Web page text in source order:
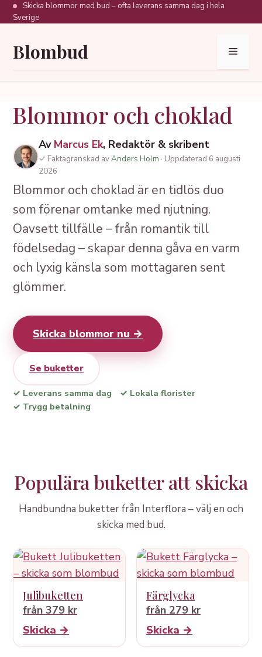
Hoppa
till
Skicka blommor med bud – ofta leverans samma dag i hela
Sverige
Blombud Meny
Blommor och choklad
Av Marcus Ek, Redaktör & skribent
✓ Faktagranskad avAnders Holm · Uppdaterad 6 augusti
2026
Blommor och choklad är en tidlös duo
som förenar omtanke med njutning.
Oavsett tillfälle – från romantik till
födelsedag – skapar denna gåva en varm
och lyxig känsla som mottagaren sent
glömmer.
Skicka blommor nu →
Se buketter
✓ Leverans samma dag
✓ Lokala florister
✓ Trygg betalning
Populära buketter att skicka
Handbundna buketter från Interflora – välj en och
skicka med bud.
Julibuketten
från 379 kr
Skicka →
Färglycka
från 279 kr
Skicka →